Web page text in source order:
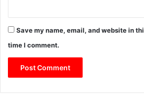
Save my name, email, and website in
time I comment.